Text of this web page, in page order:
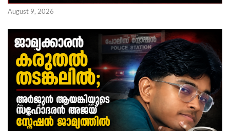
August 9, 2026